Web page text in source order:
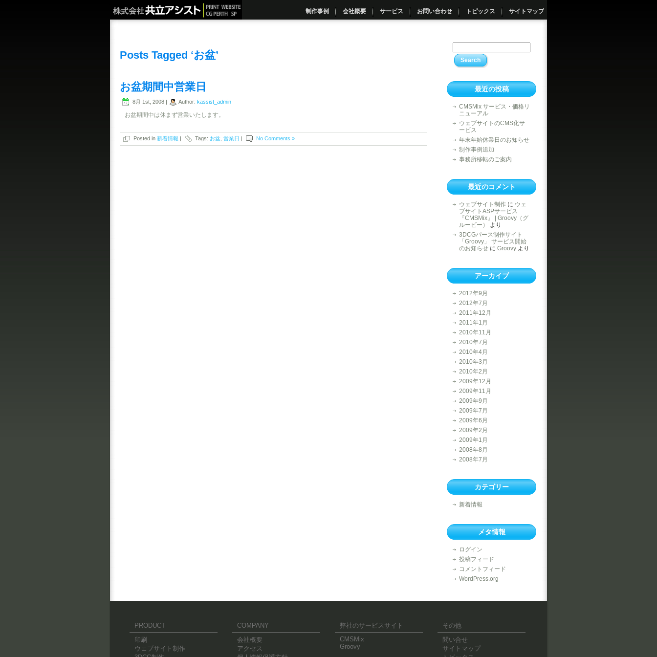
制作事例 会社概要 サービス お問い合わせ トピックス サイトマップ
Posts Tagged ‘お盆’
お盆期間中営業日
8月 1st, 2008 | Author: kassist_admin
お盆期間中は休まず営業いたします。
Posted in 新着情報 | Tags: お盆 営業日 | No Comments »
最近の投稿
CMSMix サービス・価格リ
ニューアル
ウェブサイトのCMS化サ
ービス
年末年始休業日のお知らせ
制作事例追加
事務所移転のご案内
最近のコメント
ウェブサイト制作 に ウェ
ブサイトASPサービス
『CMSMix』 | Groovy（グ
ルービー）
より
3DCGパース制作サイト
「Groovy」 サービス開始
のお知らせ に Groovy より
アーカイブ
2012年9月
2012年7月
2011年12月
2011年1月
2010年11月
2010年7月
2010年4月
2010年3月
2010年2月
2009年12月
2009年11月
2009年9月
2009年7月
2009年6月
2009年2月
2009年1月
2008年8月
2008年7月
カテゴリー
新着情報
メタ情報
ログイン
投稿フィード
コメントフィード
WordPress.org
PRODUCT
印刷
ウェブサイト制作
COMPANY
会社概要
アクセス
弊社のサービスサイト
CMSMix
Groovy
その他
問い合せ
サイトマップ